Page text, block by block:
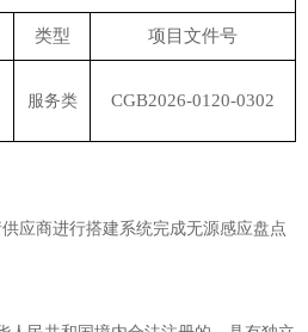
类型 项目文件号
服务类 CGB2026-0120-0302
应商进行搭建系统完成无源感应盘点